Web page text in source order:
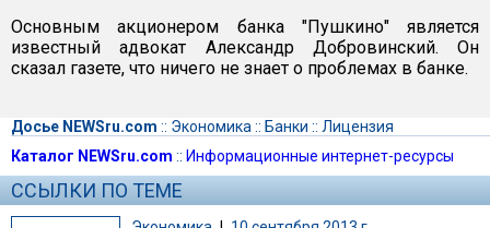
Основным акционером банка "Пушкино" является
известный адвокат Александр Добровинский. Он
сказал газете, что ничего не знает о проблемах в банке.
Досье NEWSru.com :: Экономика :: Банки :: Лицензия
Каталог NEWSru.com :: Информационные интернет-ресурсы
ССЫЛКИ ПО ТЕМЕ